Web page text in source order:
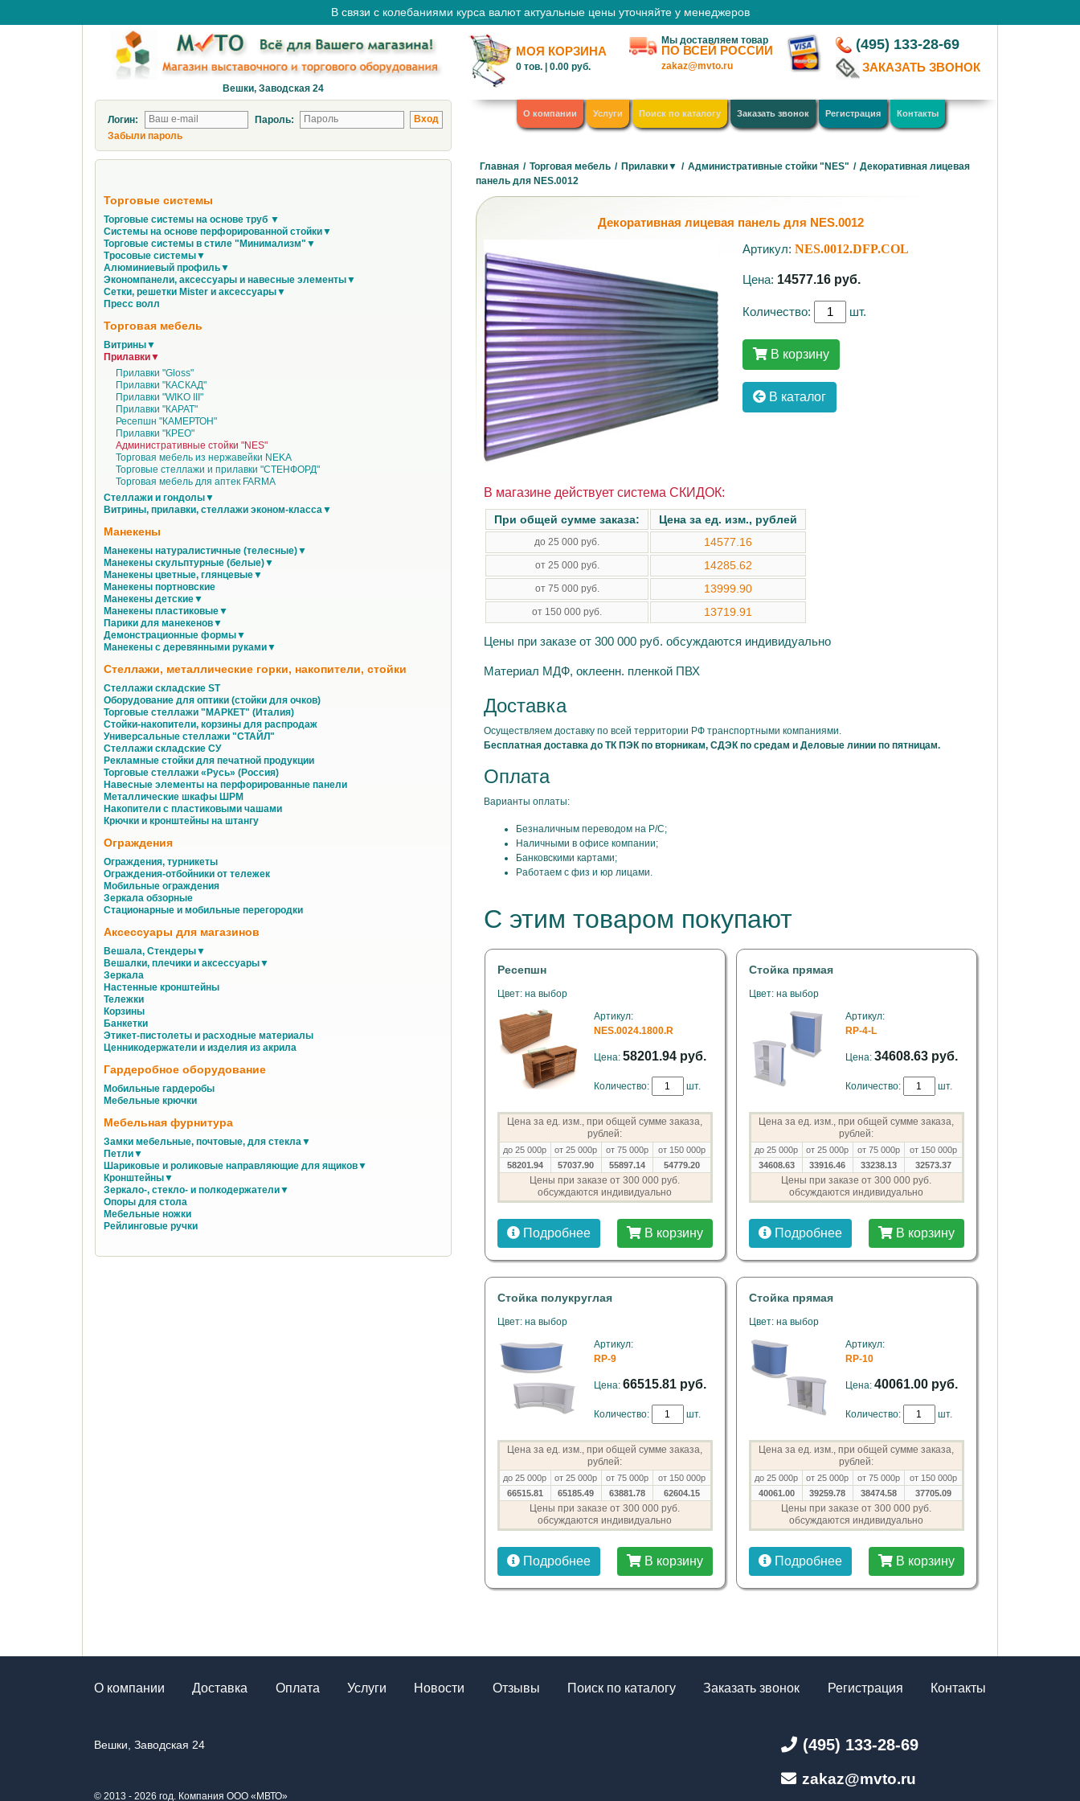
В связи с колебаниями курса валют актуальные цены уточняйте у менеджеров
Вешки, Заводская 24
МОЯ КОРЗИНА
0 тов. |0.00 руб.
Мы доставляем товар
ПО ВСЕЙ РОССИИ
zakaz@mvto.ru
(495) 133-28-69
ЗАКАЗАТЬ ЗВОНОК
Логин:
Пароль:
Забыли пароль
О компании Услуги Поиск по каталогу Заказать звонок Регистрация Контакты
Торговые системы
Торговые системы на основе труб ▼
Системы на основе перфорированной стойки▼
Торговые системы в стиле "Минимализм"▼
Тросовые системы▼
Алюминиевый профиль▼
Экономпанели, аксессуары и навесные элементы▼
Сетки, решетки Mister и аксессуары▼
Пресс волл
Торговая мебель
Витрины▼
Прилавки▼
Прилавки "Gloss"
Прилавки "КАСКАД"
Прилавки "WIKO III"
Прилавки "КАРАТ"
Ресепшн "КАМЕРТОН"
Прилавки "КРЕО"
Административные стойки "NES"
Торговая мебель из нержавейки NEKA
Торговые стеллажи и прилавки "СТЕНФОРД"
Торговая мебель для аптек FARMA
Стеллажи и гондолы▼
Витрины, прилавки, стеллажи эконом-класса▼
Манекены
Манекены натуралистичные (телесные)▼
Манекены скульптурные (белые)▼
Манекены цветные, глянцевые▼
Манекены портновские
Манекены детские▼
Манекены пластиковые▼
Парики для манекенов▼
Демонстрационные формы▼
Манекены с деревянными руками▼
Стеллажи, металлические горки, накопители, стойки
Стеллажи складские ST
Оборудование для оптики (стойки для очков)
Торговые стеллажи "МАРКЕТ" (Италия)
Стойки-накопители, корзины для распродаж
Универсальные стеллажи "СТАЙЛ"
Стеллажи складские СУ
Рекламные стойки для печатной продукции
Торговые стеллажи «Русь» (Россия)
Навесные элементы на перфорированные панели
Металлические шкафы ШРМ
Накопители с пластиковыми чашами
Крючки и кронштейны на штангу
Ограждения
Ограждения, турникеты
Ограждения-отбойники от тележек
Мобильные ограждения
Зеркала обзорные
Стационарные и мобильные перегородки
Аксессуары для магазинов
Вешала, Стендеры▼
Вешалки, плечики и аксессуары▼
Зеркала
Настенные кронштейны
Тележки
Корзины
Банкетки
Этикет-пистолеты и расходные материалы
Ценникодержатели и изделия из акрила
Гардеробное оборудование
Мобильные гардеробы
Мебельные крючки
Мебельная фурнитура
Замки мебельные, почтовые, для стекла▼
Петли▼
Шариковые и роликовые направляющие для ящиков▼
Кронштейны▼
Зеркало-, стекло- и полкодержатели▼
Опоры для стола
Мебельные ножки
Рейлинговые ручки
Главная / Торговая мебель / Прилавки▼ / Административные стойки "NES" / Декоративная лицевая
панель для NES.0012
Декоративная лицевая панель для NES.0012
Артикул:NES.0012.DFP.COL
Цена: 14577.16 руб.
Количество: шт.
В корзину
В каталог
В магазине действует система СКИДОК:
При общей сумме заказа: Цена за ед. изм., рублей
до 25 000 руб. 14577.16
от 25 000 руб. 14285.62
от 75 000 руб. 13999.90
от 150 000 руб. 13719.91
Цены при заказе от 300 000 руб. обсуждаются индивидуально
Материал МДФ, оклеенн. пленкой ПВХ
Доставка
Осуществляем доставку по всей территории РФ транспортными компаниями.
Бесплатная доставка до ТК ПЭК по вторникам, СДЭК по средам и Деловые линии по пятницам.
Оплата
Варианты оплаты:
Безналичным переводом на Р/С;
Наличными в офисе компании;
Банковскими картами;
Работаем с физ и юр лицами.
С этим товаром покупают
Ресепшн
Цвет: на выбор
Артикул:
NES.0024.1800.R
Цена: 58201.94 руб.
Количество: шт.
Цена за ед. изм., при общей сумме заказа,
рублей:
до 25 000р от 25 000р от 75 000р
от 150 000р
58201.94
57037.90 55897.14 54779.20
Цены при заказе от 300 000 руб.
обсуждаются индивидуально
Подробнее В корзину
Стойка прямая
Цвет: на выбор
Артикул:
RP-4-L
Цена: 34608.63 руб.
Количество: шт.
Цена за ед. изм., при общей сумме заказа,
рублей:
до 25 000р от 25 000р от 75 000р
от 150 000р
34608.63
33916.46 33238.13 32573.37
Цены при заказе от 300 000 руб.
обсуждаются индивидуально
Подробнее В корзину
Стойка полукруглая
Цвет: на выбор
Артикул:
RP-9
Цена: 66515.81 руб.
Количество: шт.
Цена за ед. изм., при общей сумме заказа,
рублей:
до 25 000р от 25 000р от 75 000р
от 150 000р
66515.81
65185.49 63881.78 62604.15
Цены при заказе от 300 000 руб.
обсуждаются индивидуально
Подробнее В корзину
Стойка прямая
Цвет: на выбор
Артикул:
RP-10
Цена: 40061.00 руб.
Количество: шт.
Цена за ед. изм., при общей сумме заказа,
рублей:
до 25 000р от 25 000р от 75 000р
от 150 000р
40061.00
39259.78 38474.58 37705.09
Цены при заказе от 300 000 руб.
обсуждаются индивидуально
Подробнее В корзину
О компании Доставка Оплата Услуги Новости Отзывы Поиск по каталогу Заказать звонок Регистрация Контакты
Вешки, Заводская 24
© 2013 - 2026 год. Компания ООО «МВТО»
(495) 133-28-69
zakaz@mvto.ru